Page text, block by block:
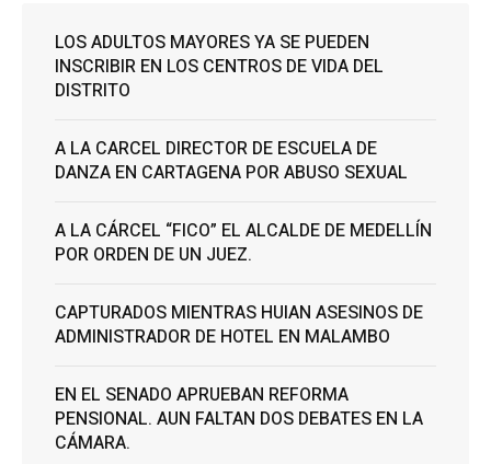
LOS ADULTOS MAYORES YA SE PUEDEN
INSCRIBIR EN LOS CENTROS DE VIDA DEL
DISTRITO
A LA CARCEL DIRECTOR DE ESCUELA DE
DANZA EN CARTAGENA POR ABUSO SEXUAL
A LA CÁRCEL “FICO” EL ALCALDE DE MEDELLÍN
POR ORDEN DE UN JUEZ.
CAPTURADOS MIENTRAS HUIAN ASESINOS DE
ADMINISTRADOR DE HOTEL EN MALAMBO
EN EL SENADO APRUEBAN REFORMA
PENSIONAL. AUN FALTAN DOS DEBATES EN LA
CÁMARA.